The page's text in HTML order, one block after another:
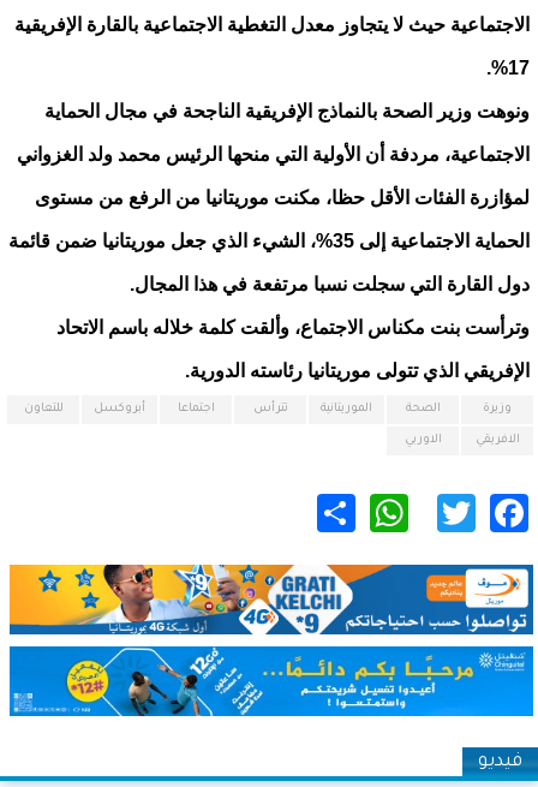
الاجتماعية حيث لا يتجاوز معدل التغطية الاجتماعية بالقارة الإفريقية
17%.
ونوهت وزير الصحة بالنماذج الإفريقية الناجحة في مجال الحماية
الاجتماعية، مردفة أن الأولية التي منحها الرئيس محمد ولد الغزواني
لمؤازرة الفئات الأقل حظا، مكنت موريتانيا من الرفع من مستوى
الحماية الاجتماعية إلى 35%، الشيء الذي جعل موريتانيا ضمن قائمة
دول القارة التي سجلت نسبا مرتفعة في هذا المجال.
وترأست بنت مكناس الاجتماع، وألقت كلمة خلاله باسم الاتحاد
الإفريقي الذي تتولى موريتانيا رئاسته الدورية.
وزيرة الصحة الموريتانية تترأس اجتماعا أبروكسل للتعاون
الافريقي الاوربي
Facebook
Twitter
WhatsApp
فيديو